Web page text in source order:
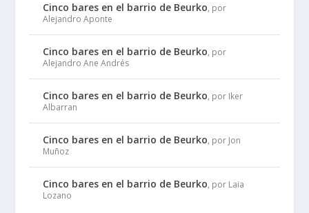
Cinco bares en el barrio de Beurko, por
Alejandro Aponte
Cinco bares en el barrio de Beurko, por
Alejandro Ane Andrés
Cinco bares en el barrio de Beurko, por Iker
Albarran
Cinco bares en el barrio de Beurko, por Jon
Muñoz
Cinco bares en el barrio de Beurko, por Laia
Lozano